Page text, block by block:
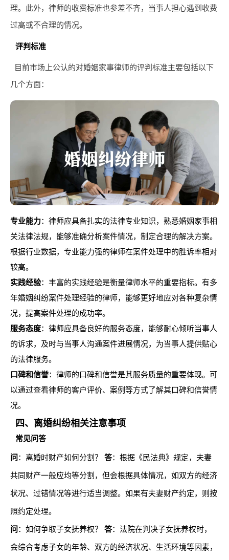
理。此外，律师的收费标准也参差不齐，当事人担心遇到收费
过高或不合理的情况。
评判标准
目前市场上公认的对婚姻家事律师的评判标准主要包括以下
几个方面：
专业能力：律师应具备扎实的法律专业知识，熟悉婚姻家事相
关法律法规，能够准确分析案件情况，制定合理的解决方案。
根据行业数据，专业能力强的律师在案件处理中的胜诉率相对
较高。
实践经验：丰富的实践经验是衡量律师水平的重要指标。有多
年婚姻纠纷案件处理经验的律师，能够更好地应对各种复杂情
况，提高案件处理的成功率。
服务态度：律师应具备良好的服务态度，能够耐心倾听当事人
的诉求，及时与当事人沟通案件进展情况，为当事人提供贴心
的法律服务。
口碑和信誉：律师的口碑和信誉是其服务质量的重要体现。可
以通过查看律师的客户评价、案例等方式了解其口碑和信誉情
况。
四、离婚纠纷相关注意事项
常见问答
问：离婚时财产如何分割？ 答：根据《民法典》规定，夫妻
共同财产一般应均等分割，但会根据具体情况，如双方的经济
状况、过错情况等进行适当调整。如果有夫妻财产约定，则按
照约定处理。
问：如何争取子女抚养权？ 答：法院在判决子女抚养权时，
会综合考虑子女的年龄、双方的经济状况、生活环境等因素，